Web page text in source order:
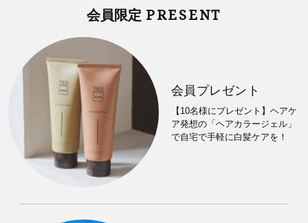
会員限定 PRESENT
会員プレゼント
【10名様にプレゼント】ヘアケ
ア発想の「ヘアカラージェル」
で自宅で手軽に白髪ケアを！